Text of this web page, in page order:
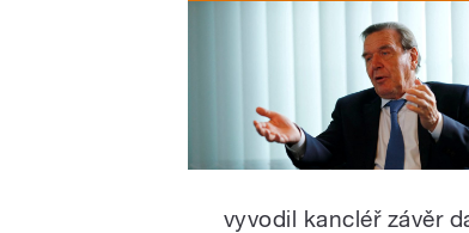
vyvodil kancléř závěr